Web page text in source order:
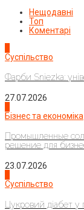
Нещодавні
Топ
Коментарі
Суспільство
Фарби Sniezka:
27.07.2026
Бізнес та економіка
Промышленные
решение для
23.07.2026
Суспільство
Цукровий діабет у